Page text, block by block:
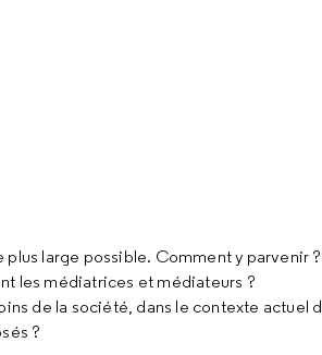
large possible. Comment y parvenir
les médiatrices et médiateurs ?
de la société, dans le contexte actuel
?